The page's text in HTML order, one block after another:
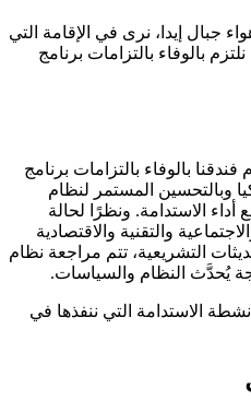
جبال إيدا، نرى في الإقامة التي
بالوفاء بالتزامات برنامج
فندقنا بالوفاء بالتزامات برنامج
وبالتحسين المستمر لنظام
أداء الاستدامة. ونظرًا لحالة
والتقنية والاقتصادية
التشريعية، تتم مراجعة نظام
يُحدَّث النظام والسياسات.
الاستدامة التي ننفذها في